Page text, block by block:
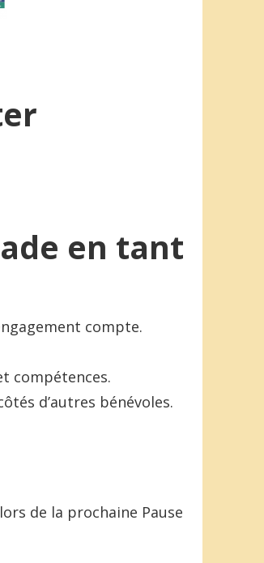
en tant
compte.
compétences.
d’autres bénévoles.
de la prochaine Pause